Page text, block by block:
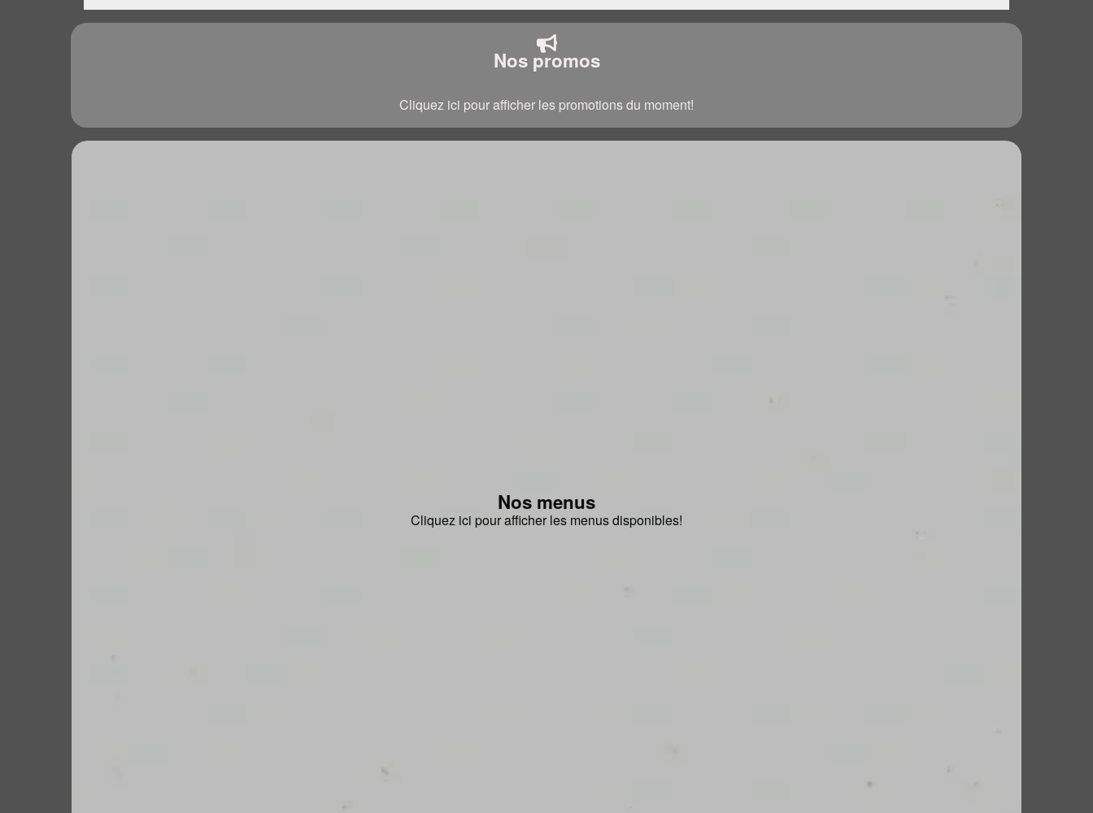
Nos promos
Cliquez ici pour afficher les promotions du moment!
Nos menus
Cliquez ici pour afficher les menus disponibles!